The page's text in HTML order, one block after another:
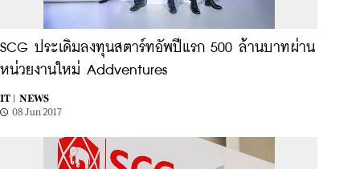
SCG ประเดิมลงทุนสตาร์ทอัพปีแรก 500 ล้านบาทผ่าน
หน่วยงานใหม่ Addventures
IT |
NEWS
08 Jun 2017